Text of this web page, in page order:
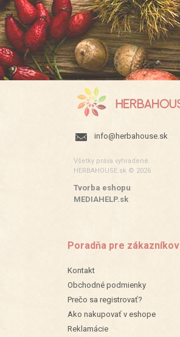
info@herbahouse.sk
Všetky práva vyhradené.
HERBAHOUSE.sk © 2026
Tvorba eshopu:
MEDIAHELP.sk
Poradňa pre zákazníkov
Kontakt
Obchodné podmienky
Prečo sa registrovať?
Ako nakupovať v eshope
Reklamácie